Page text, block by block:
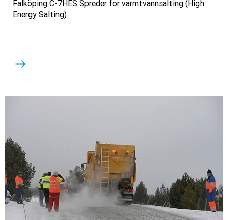
Falköping C-7HES Spreder for varmtvannsalting (High
Energy Salting)